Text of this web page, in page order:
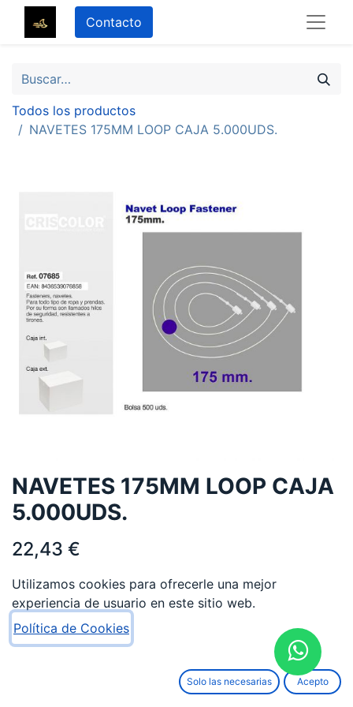
Contacto
Todos los productos
NAVETES 175MM LOOP CAJA 5.000UDS.
NAVETES 175MM LOOP CAJA
5.000UDS.
22,43 €
AÑADIR AL CARRITO
Utilizamos cookies para ofrecerle una mejor
experiencia de usuario en este sitio web.
Política de Cookies
Solo las necesarias Acepto